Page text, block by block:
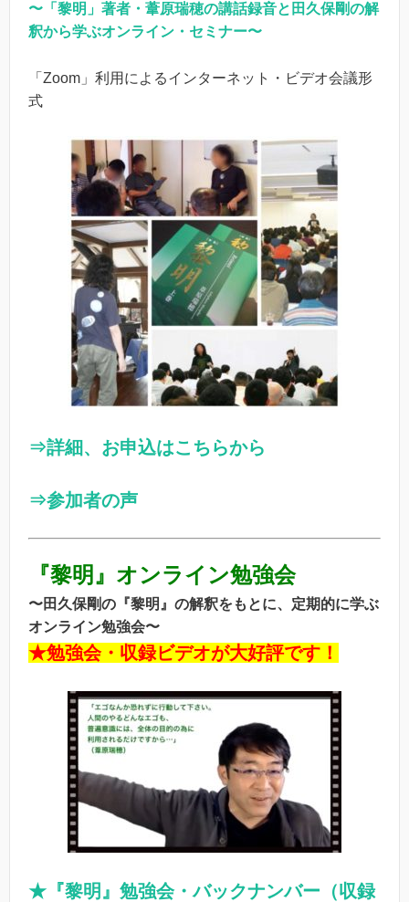
〜「黎明」著者・葦原瑞穂の講話録音と田久保剛の解
釈から学ぶオンライン・セミナー〜
「Zoom」利用によるインターネット・ビデオ会議形
式
⇒詳細、お申込はこちらから
⇒参加者の声
『黎明』オンライン勉強会
〜田久保剛の『黎明』の解釈をもとに、定期的に学ぶ
オンライン勉強会〜
★勉強会・収録ビデオが大好評です！
★『黎明』勉強会・バックナンバー（収録